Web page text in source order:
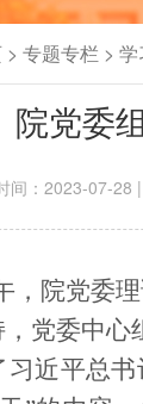
> 专题专栏 > 学
院党委
间：2023-07-28
， 院党委
党委中心
习近平总书